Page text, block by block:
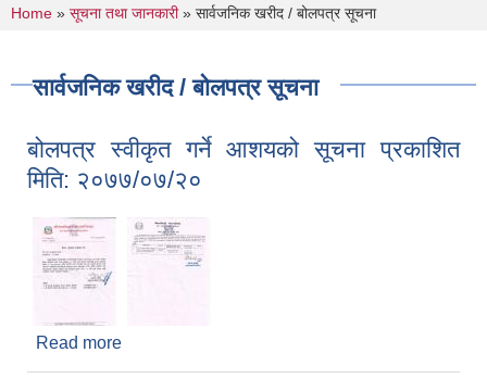
You are here
Home » सूचना तथा जानकारी» सार्वजनिक खरीद / बोलपत्र सूचना
सार्वजनिक खरीद / बोलपत्र सूचना
बोलपत्र स्वीकृत गर्ने आशयको सूचना प्रकाशित
मिति: २०७७/०७/२०
Read more